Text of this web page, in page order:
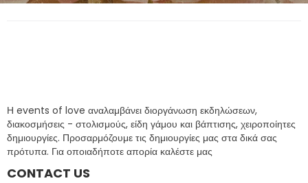
Η events of love αναλαμβάνει διοργάνωση εκδηλώσεων,
διακοσμήσεις - στολισμούς, είδη γάμου και βάπτισης, χειροποίητες
δημιουργίες. Προσαρμόζουμε τις δημιουργίες μας στα δικά σας
πρότυπα. Για οποιαδήποτε απορία καλέστε μας
CONTACT US